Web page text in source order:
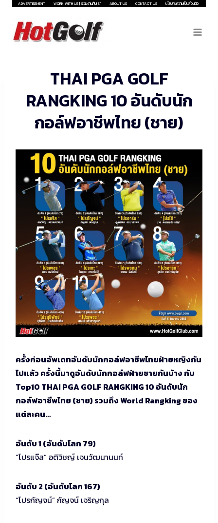
Skip
content
ADVERTISEMENT WORK WITH US | ร่วมงานกับเรา ABOUT US CONTACT US นโยบายความเป็นส่วนตัว
THAI PGA GOLF
RANGKING 10 อันดับนัก
กอล์ฟอาชีพไทย (ชาย)
ครั้งก่อนอัพเดทอันดับนักกอล์ฟอาชีพไทยฝ่ายหญิงกัน
ไปแล้ว ครั้งนี้มาดูอันดับนักกอล์ฟฝ่ายชายกันบ้าง กับ
Top10 THAI PGA GOLF RANGKING 10 อันดับนัก
กอล์ฟอาชีพไทย (ชาย) รวมถึง World Rangking ของ
แต่ละคน…
อันดับ 1 (อันดับโลก 79)
“โปรแจ๊ส” อติวิชญ์ เจนวัฒนานนท์
อันดับ 2 (อันดับโลก 167)
“โปรกัญจน์” กัญจน์ เจริญกุล